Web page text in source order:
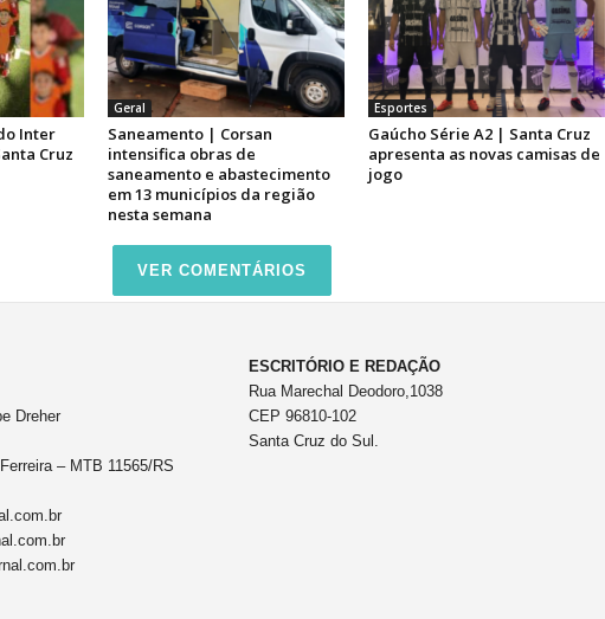
Inter
Cruz
Geral
Saneamento | Corsan
intensifica obras de
saneamento e abastecimento
em 13 municípios da região
nesta semana
Esportes
Gaúcho Série A2 | Santa Cruz
apresenta as novas camisas de
jogo
VER COMENTÁRIOS
Dreher
– MTB 11565/RS
ESCRITÓRIO E REDAÇÃO
Rua Marechal Deodoro,1038
CEP 96810-102
Santa Cruz do Sul.